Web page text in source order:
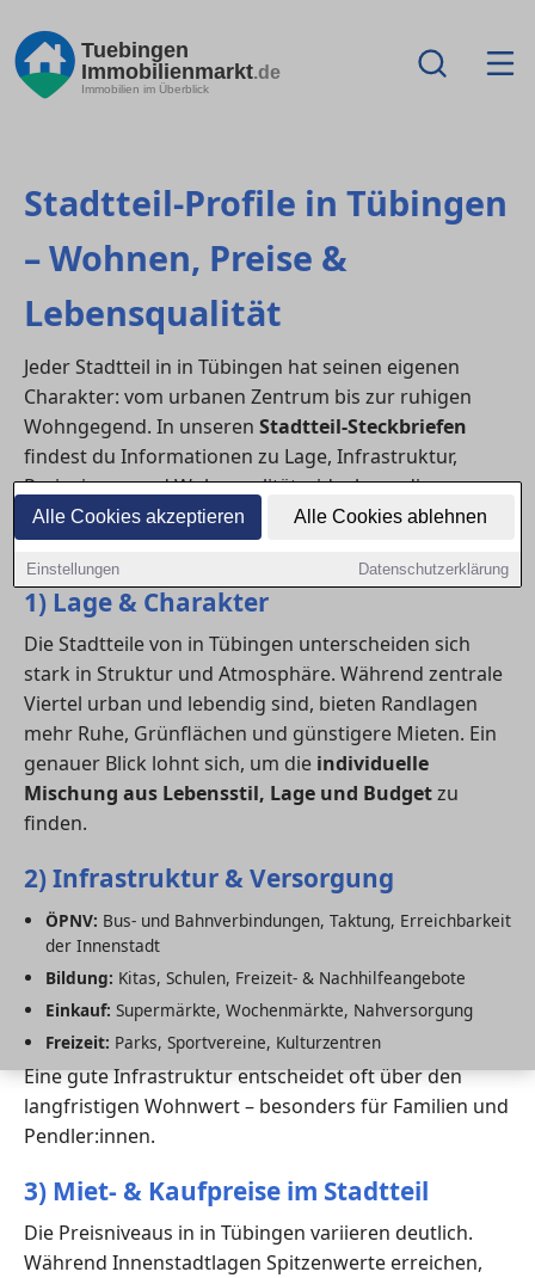
Alle Cookies akzeptieren Alle Cookies ablehnen
Einstellungen Datenschutzerklärung
Tuebingen
Immobilienmarkt.de
Immobilien im Überblick
Stadtteil-Profile in Tübingen
– Wohnen, Preise &
Lebensqualität
Jeder Stadtteil in in Tübingen hat seinen eigenen
Charakter: vom urbanen Zentrum bis zur ruhigen
Wohngegend. In unseren Stadtteil-Steckbriefen
findest du Informationen zu Lage, Infrastruktur,
Preisniveau und Wohnqualität – ideal, um die
passende Umgebung für dich oder deine Familie zu
finden.
1) Lage & Charakter
Die Stadtteile von in Tübingen unterscheiden sich
stark in Struktur und Atmosphäre. Während zentrale
Viertel urban und lebendig sind, bieten Randlagen
mehr Ruhe, Grünflächen und günstigere Mieten. Ein
genauer Blick lohnt sich, um die individuelle
Mischung aus Lebensstil, Lage und Budgetzu
finden.
2) Infrastruktur & Versorgung
ÖPNV: Bus- und Bahnverbindungen, Taktung, Erreichbarkeit
der Innenstadt
Bildung: Kitas, Schulen, Freizeit- & Nachhilfeangebote
Einkauf: Supermärkte, Wochenmärkte, Nahversorgung
Freizeit: Parks, Sportvereine, Kulturzentren
Eine gute Infrastruktur entscheidet oft über den
langfristigen Wohnwert – besonders für Familien und
Pendler:innen.
3) Miet- & Kaufpreise im Stadtteil
Die Preisniveaus in in Tübingen variieren deutlich.
Während Innenstadtlagen Spitzenwerte erreichen,